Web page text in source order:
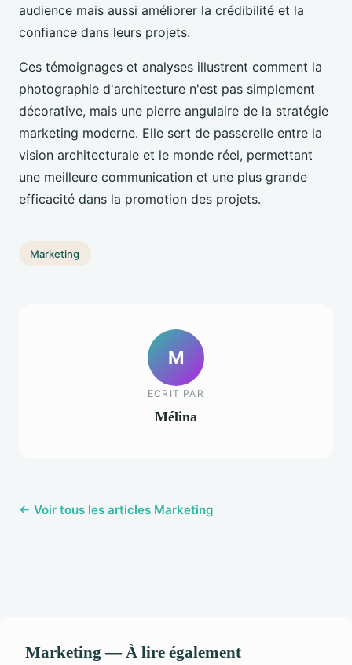
audience mais aussi améliorer la crédibilité et la
confiance dans leurs projets.
Ces témoignages et analyses illustrent comment la
photographie d'architecture n'est pas simplement
décorative, mais une pierre angulaire de la stratégie
marketing moderne. Elle sert de passerelle entre la
vision architecturale et le monde réel, permettant
une meilleure communication et une plus grande
efficacité dans la promotion des projets.
Marketing
M
ECRIT PAR
Mélina
← Voir tous les articles Marketing
Marketing — À lire également